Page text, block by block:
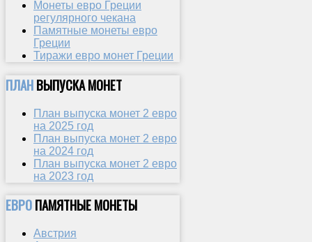
Монеты евро Греции
регулярного чекана
Памятные монеты евро
Греции
Тиражи евро монет Греции
ПЛАНВЫПУСКА МОНЕТ
План выпуска монет 2 евро
на 2025 год
План выпуска монет 2 евро
на 2024 год
План выпуска монет 2 евро
на 2023 год
ЕВРОПАМЯТНЫЕ МОНЕТЫ
Австрия